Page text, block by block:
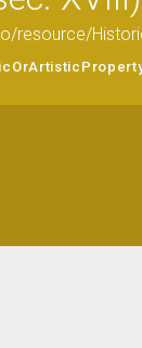
resource/